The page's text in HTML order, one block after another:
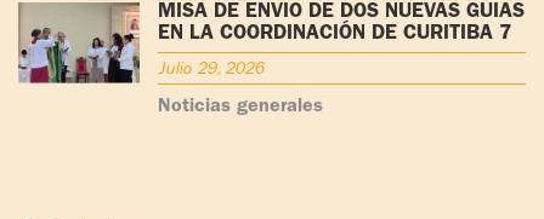
MISA DE ENVÍO DE DOS NUEVAS GUÍAS
EN LA COORDINACIÓN DE CURITIBA 7
Julio 29, 2026
Noticias generales